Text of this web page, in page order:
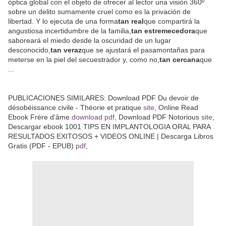
óptica global con el objeto de ofrecer al lector una visión 360º
sobre un delito sumamente cruel como es la privación de
libertad. Y lo ejecuta de una formatan realque compartirá la
angustiosa incertidumbre de la familia, tan estremecedoraque
saboreará el miedo desde la oscuridad de un lugar
desconocido, tan verazque se ajustará el pasamontañas para
meterse en la piel del secuestrador y, como no, tan cercanaque
PUBLICACIONES SIMILARES: Download PDF Du devoir de
désobéissance civile - Théorie et pratique site , Online Read
Ebook Frère d'âme download pdf , Download PDF Notorious site
Descargar ebook 1001 TIPS EN IMPLANTOLOGIA ORAL PARA
RESULTADOS EXITOSOS + VIDEOS ONLINE | Descarga Libros
Gratis (PDF - EPUB) pdf